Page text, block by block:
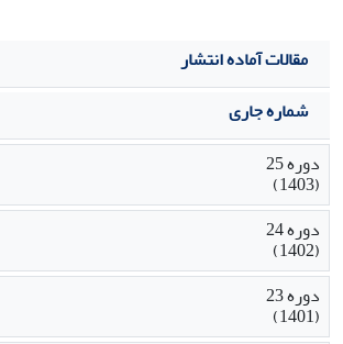
مقالات آماده انتشار
شماره جاری
دوره 25
(1403)
دوره 24
(1402)
دوره 23
(1401)